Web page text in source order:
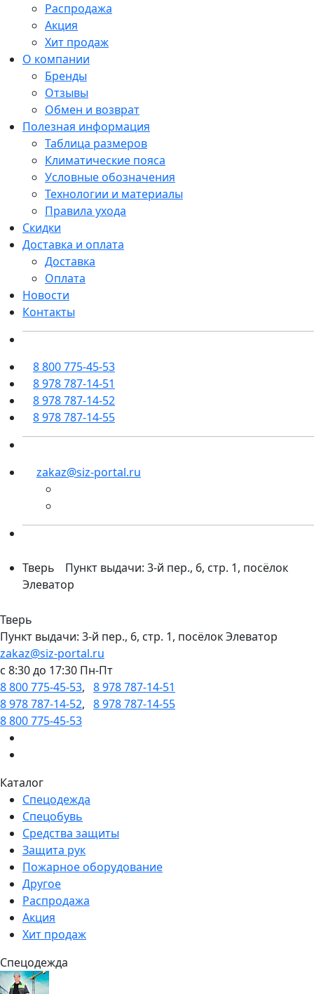
Распродажа
Акция
Хит продаж
О компании
Бренды
Отзывы
Обмен и возврат
Полезная информация
Таблица размеров
Климатические пояса
Условные обозначения
Технологии и материалы
Правила ухода
Скидки
Доставка и оплата
Доставка
Оплата
Новости
Контакты
8 800 775-45-53
8 978 787-14-51
8 978 787-14-52
8 978 787-14-55
zakaz@siz-portal.ru
Тверь
Пункт выдачи: 3-й пер., 6, стр. 1, посёлок
Элеватор
Тверь
Пункт выдачи: 3-й пер., 6, стр. 1, посёлок Элеватор
zakaz@siz-portal.ru
c 8:30 до 17:30 Пн-Пт
8 800 775-45-53, 8 978 787-14-51
8 978 787-14-52, 8 978 787-14-55
8 800 775-45-53
Каталог
Спецодежда
Спецобувь
Средства защиты
Защита рук
Пожарное оборудование
Другое
Распродажа
Акция
Хит продаж
Спецодежда